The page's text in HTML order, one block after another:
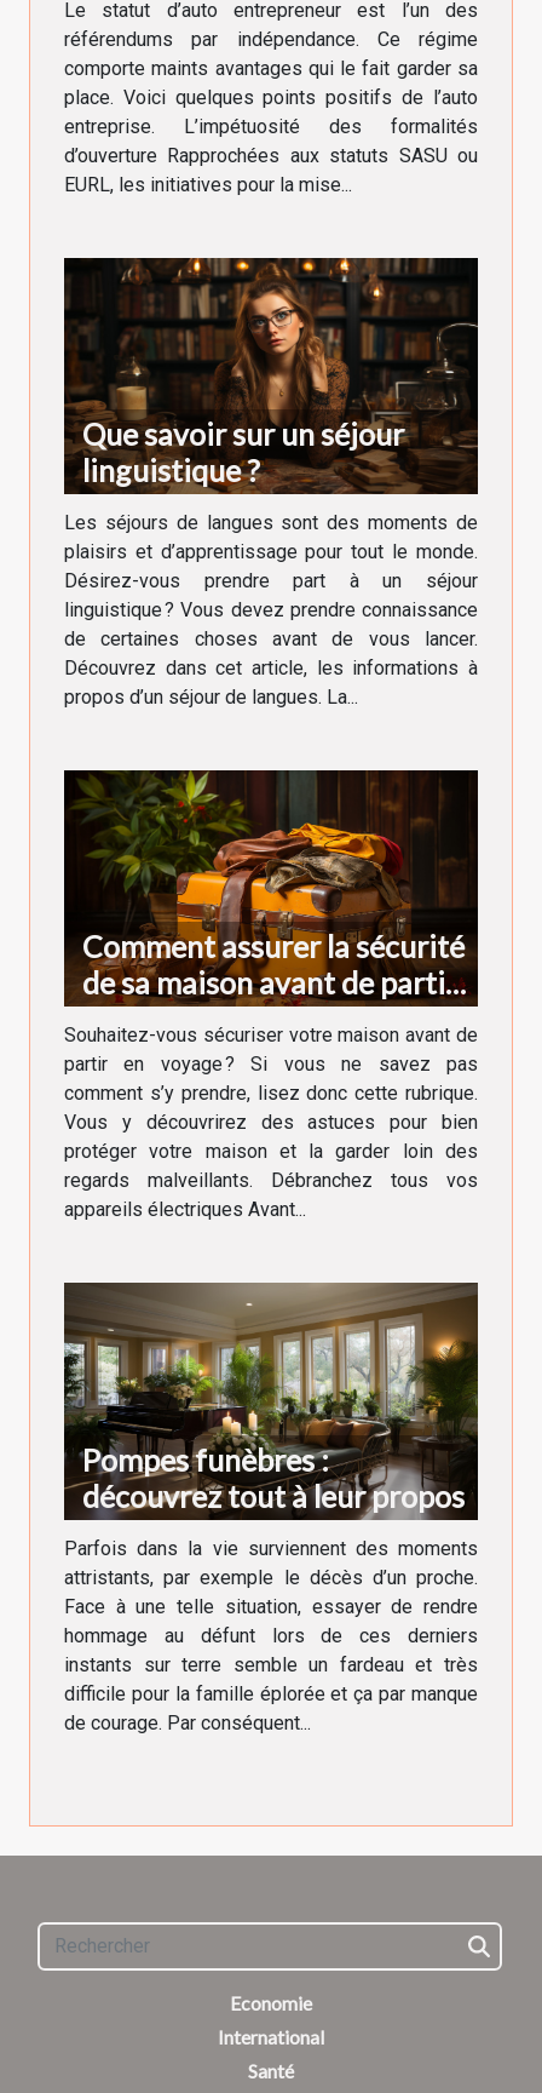
Le statut d’auto entrepreneur est l’un des
référendums par indépendance. Ce régime
comporte maints avantages qui le fait garder sa
place. Voici quelques points positifs de l’auto
entreprise. L’impétuosité des formalités
d’ouverture Rapprochées aux statuts SASU ou
EURL, les initiatives pour la mise...
Que savoir sur un séjour
linguistique ?
Les séjours de langues sont des moments de
plaisirs et d’apprentissage pour tout le monde.
Désirez-vous prendre part à un séjour
linguistique ? Vous devez prendre connaissance
de certaines choses avant de vous lancer.
Découvrez dans cet article, les informations à
propos d’un séjour de langues. La...
Comment assurer la sécurité
de sa maison avant de partir
en voyage ?
Souhaitez-vous sécuriser votre maison avant de
partir en voyage ? Si vous ne savez pas
comment s’y prendre, lisez donc cette rubrique.
Vous y découvrirez des astuces pour bien
protéger votre maison et la garder loin des
regards malveillants. Débranchez tous vos
appareils électriques Avant...
Pompes funèbres :
découvrez tout à leur propos
Parfois dans la vie surviennent des moments
attristants, par exemple le décès d’un proche.
Face à une telle situation, essayer de rendre
hommage au défunt lors de ces derniers
instants sur terre semble un fardeau et très
difficile pour la famille éplorée et ça par manque
de courage. Par conséquent...
Economie
International
Santé